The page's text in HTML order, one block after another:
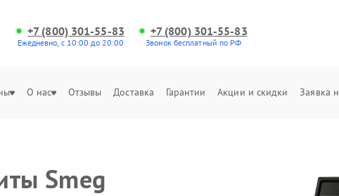
+7 (800) 301-55-83
Ежедневно, с 10:00 до 20:00
+7 (800) 301-55-83
Звонок бесплатный по РФ
О нас Отзывы Доставка Гарантии Акции и скидки Заявка
Smeg